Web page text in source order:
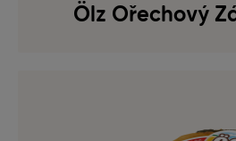
Ölz Ořechový